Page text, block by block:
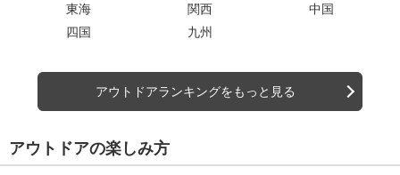
東海
関西
中国
四国
九州
アウトドアランキングをもっと見る
アウトドアの楽しみ方